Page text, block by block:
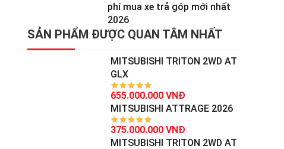
phí mua xe trả góp mới nhất
2026
SẢN PHẨM ĐƯỢC QUAN TÂM NHẤT
MITSUBISHI TRITON 2WD AT
GLX
655.000.000 VNĐ
MITSUBISHI ATTRAGE 2026
375.000.000 VNĐ
MITSUBISHI TRITON 2WD AT